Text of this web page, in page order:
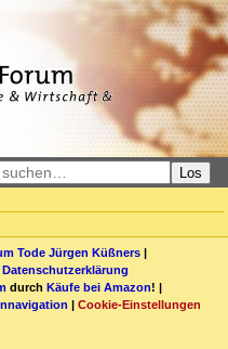
Los
Tode Jürgen Küßners |
Datenschutzerklärung
durch Käufe bei Amazon! |
| Cookie-Einstellungen